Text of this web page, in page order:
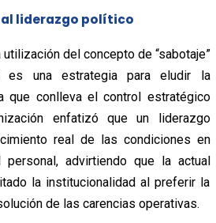
liderazgo político
del concepto de “sabotaje”
es una estrategia para eludir la
que conlleva el control estratégico
enfatizó que un liderazgo
real de las condiciones en
advirtiendo que la actual
la institucionalidad al preferir la
de las carencias operativas.